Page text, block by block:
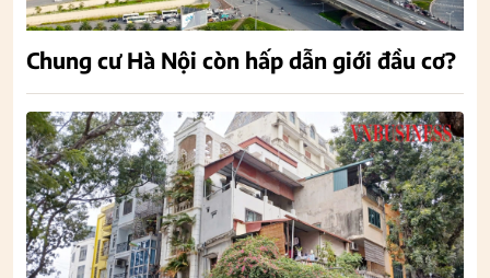
Chung cư Hà Nội còn hấp dẫn giới đầu cơ?